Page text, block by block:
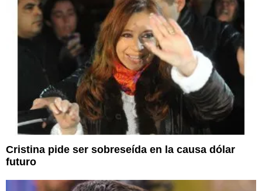
Cristina pide ser sobreseída en la causa dólar
futuro